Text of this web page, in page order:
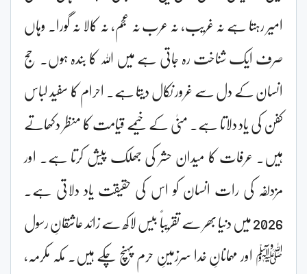
امیر رہتا ہے نہ غریب، نہ عرب نہ عجم، نہ کالا نہ گورا۔ وہاں
صرف ایک شناخت رہ جاتی ہے میں اللہ کا بندہ ہوں۔ حج
انسان کے دل سے غرور نکال دیتا ہے۔ احرام کا سفید لباس
کفن کی یاد دلاتا ہے۔ منیٰ کے خیمے قیامت کا منظر دکھاتے
ہیں۔ عرفات کا میدان حشر کی جھلک پیش کرتا ہے۔ اور
مزدلفہ کی رات انسان کو اس کی حقیقت یاد دلاتی ہے۔
2026 میں دنیا بھر سے تقریباً بیس لاکھ سے زائد عاشقانِ رسول
ﷺ اور مہمانانِ خدا سرزمینِ حرم پہنچ چکے ہیں۔ مکہ مکرمہ،